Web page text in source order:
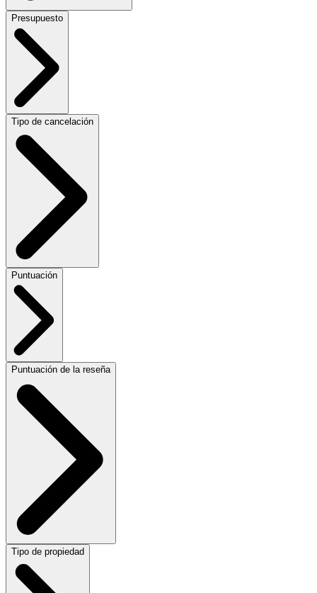
Presupuesto
Tipo de cancelación
Puntuación
Puntuación de la reseña
Tipo de propiedad